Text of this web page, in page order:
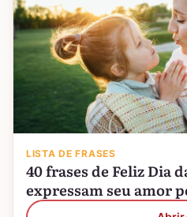
LISTA DE FRASES
40 frases de Feliz Dia
expressam seu amor